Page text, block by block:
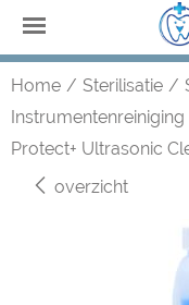
Home / Sterilisatie /
Instrumentenreiniging
Protect+ Ultrasonic
overzicht